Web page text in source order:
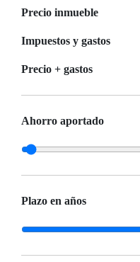
Precio inmueble
Impuestos y gastos
Precio + gastos
Ahorro aportado
Plazo en años